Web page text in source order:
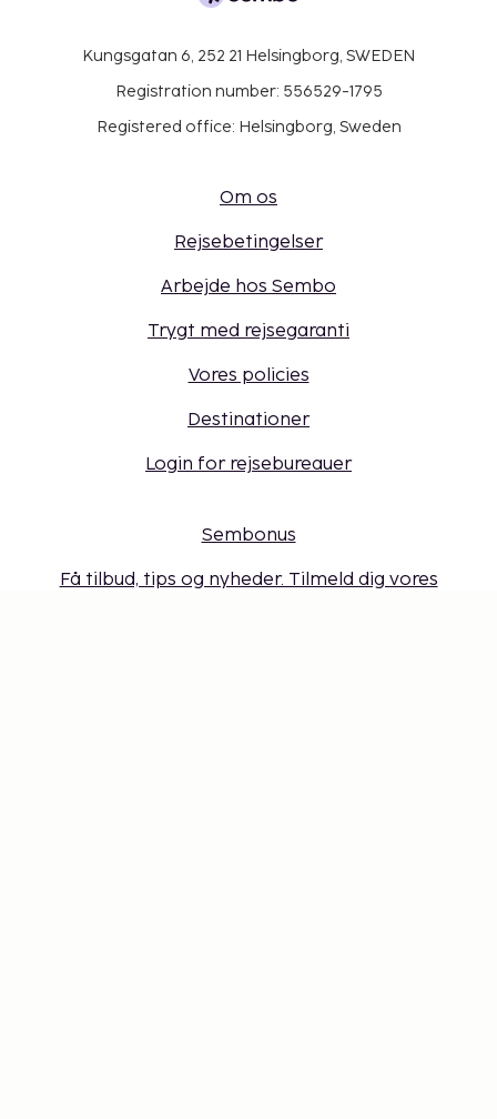
Kungsgatan 6, 252 21 Helsingborg, SWEDEN
Registration number: 556529-1795
Registered office: Helsingborg, Sweden
Om os
Rejsebetingelser
Arbejde hos Sembo
Trygt med rejsegaranti
Vores policies
Destinationer
Login for rejsebureauer
Sembonus
Få tilbud, tips og nyheder. Tilmeld dig vores